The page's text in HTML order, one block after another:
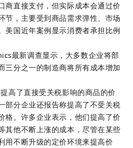
商直接支付，但实际成本会通过价
节，主要受到商品需求弹性、市场
美国近年案例显示消费者承担比例
最新调查显示，大多数企业将部
三分之一的制造商将所有成本增加
高了直接受关税影响的商品的价
部分企业还报告称提高了不受关税
格。许多企业表示，他们提高了价
其他不断上涨的成本，尽管在某些
用不断升级的定价环境来提高价